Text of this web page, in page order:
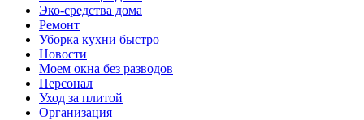
Эко-средства дома
Ремонт
Уборка кухни быстро
Новости
Моем окна без разводов
Персонал
Уход за плитой
Организация